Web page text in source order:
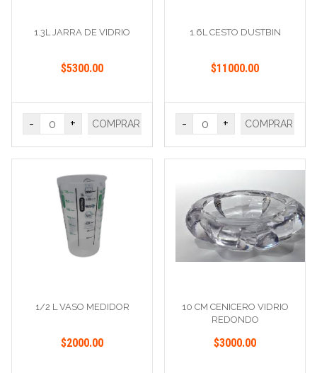
1.3L JARRA DE VIDRIO
$5300.00
- + COMPRAR
1.6L CESTO DUSTBIN
$11000.00
- + COMPRAR
1/2 L VASO MEDIDOR
$2000.00
10 CM CENICERO VIDRIO
REDONDO
$3000.00